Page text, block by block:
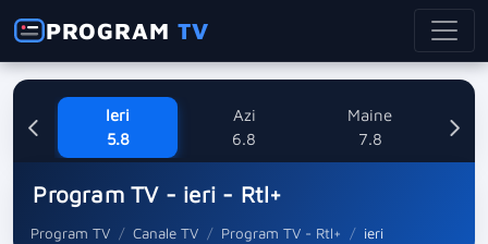
PROGRAMTV
Ieri
5.8
Azi
6.8
Maine
7.8
Program TV - ieri - Rtl+
Program TV Canale TV Program TV - Rtl+ ieri